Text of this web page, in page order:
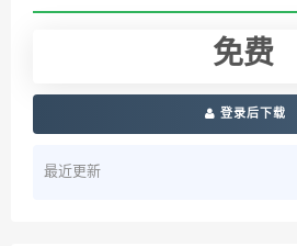
免费
登录后下载
最近更新